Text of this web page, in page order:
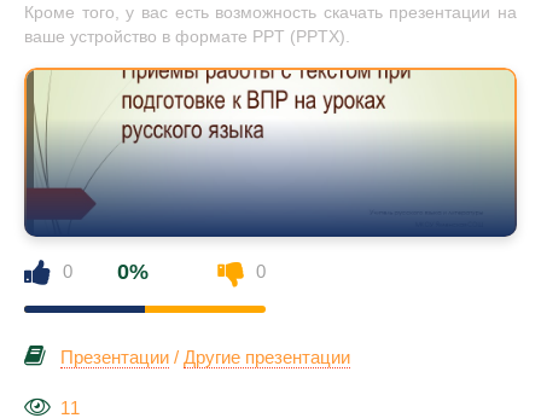
Кроме того, у вас есть возможность скачать презентации на
ваше устройство в формате PPT (PPTX).
0 0% 0
Презентации / Другие презентации
11